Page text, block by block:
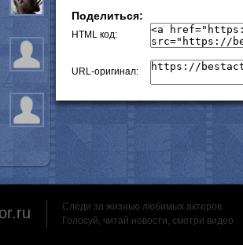
Поделиться:
HTML код:
URL-оригинал:
Следи за жизнью любимых актеров
Голосуй, читай новости, смотри видео